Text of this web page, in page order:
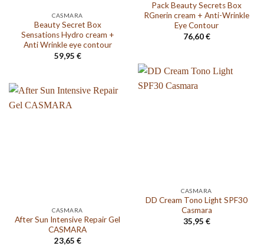
Pack Beauty Secrets Box
RGnerin cream + Anti-Wrinkle
Eye Contour
76,60€
CASMARA
Beauty Secret Box
Sensations Hydro cream +
Anti Wrinkle eye contour
59,95 €
CASMARA
DD Cream Tono Light SPF30
Casmara
35,95 €
CASMARA
After Sun Intensive Repair Gel
CASMARA
23,65 €